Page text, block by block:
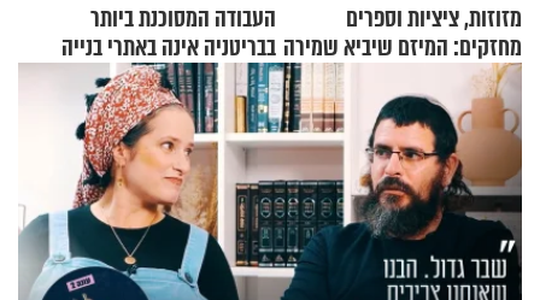
מזוזות, ציציות וספרים
מחזקים: המיזם שיביא שמירה
רוחנית לאלפי חיילי צה"ל
העבודה המסוכנת ביותר
בבריטניה אינה באתרי בנייה
אלא דווקא בשדות